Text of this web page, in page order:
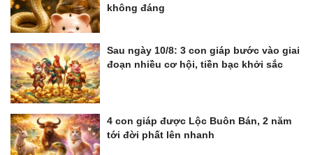
không đáng
Sau ngày 10/8: 3 con giáp bước vào giai
đoạn nhiều cơ hội, tiền bạc khởi sắc
4 con giáp được Lộc Buôn Bán, 2 năm
tới đời phất lên nhanh